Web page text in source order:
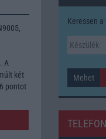
A
két
pontot
Keressen